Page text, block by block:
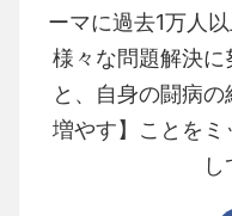
ーマに過去1万人
様々な問題解決
と、自身の闘病
増やす】ことをミ
し